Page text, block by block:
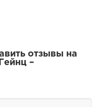
отзывы на
–